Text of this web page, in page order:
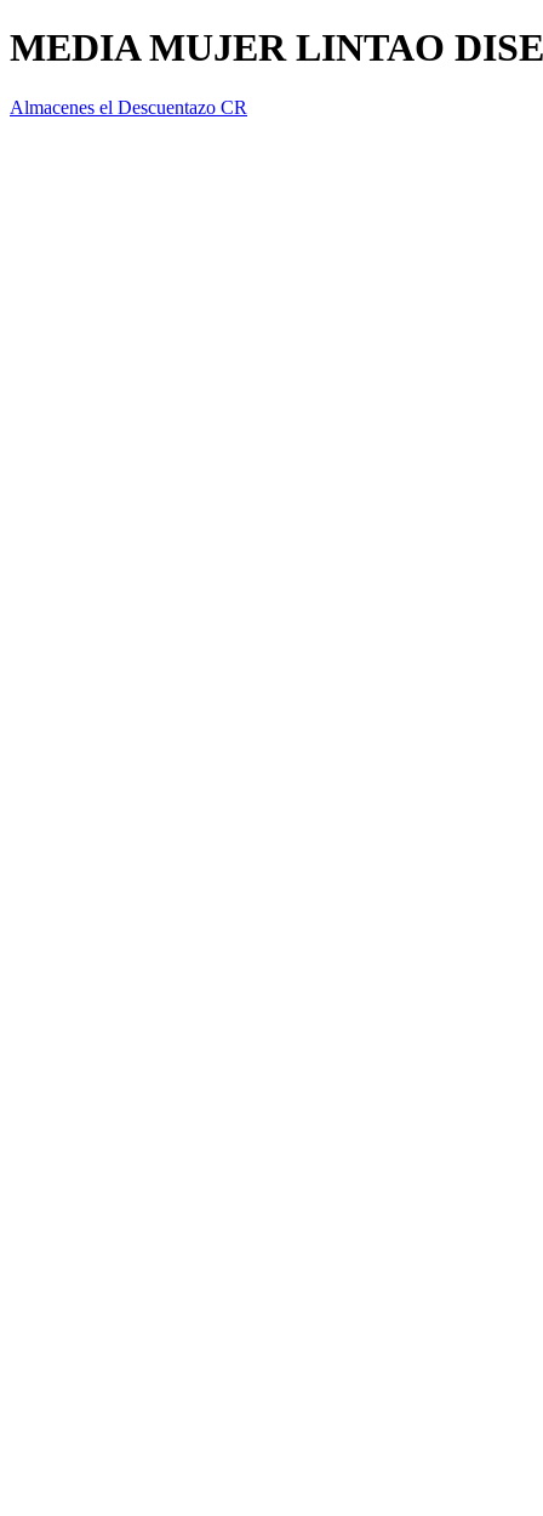
MEDIA MUJER LINTAO
Almacenes el Descuentazo CR